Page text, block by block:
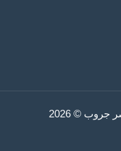
© 2026